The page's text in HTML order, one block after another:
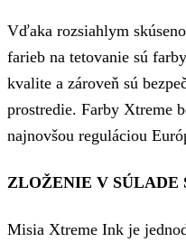
Vďaka rozsiahlym
farieb na tetovanie sú
kvalite a zároveň sú
prostredie. Farby Xtreme
najnovšou reguláciou
ZLOŽENIE V SÚLADE
Misia Xtreme Ink je